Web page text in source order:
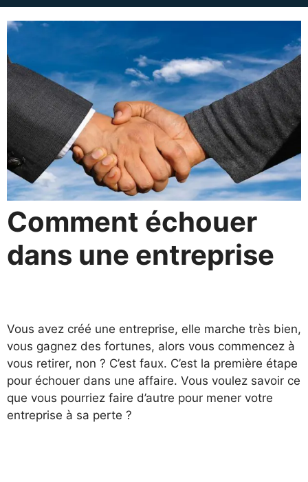
Comment échouer
dans une entreprise
Vous avez créé une entreprise, elle marche très bien,
vous gagnez des fortunes, alors vous commencez à
vous retirer, non ? C’est faux. C’est la première étape
pour échouer dans une affaire. Vous voulez savoir ce
que vous pourriez faire d’autre pour mener votre
entreprise à sa perte ?